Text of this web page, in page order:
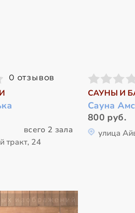
0 отзывов
всего 2 зала
тракт, 24
САУНЫ И
Сауна
800 руб.
улица